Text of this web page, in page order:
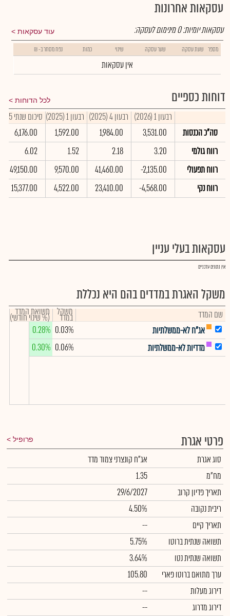
עסקאות אחרונות
עוד עסקאות עסקאות יומיות:0מינימום לעסקה:
מספר שעת עסקה שער עסקה שינוי כמות נפח מסחר ב- ₪
אין עסקאות
דוחות כספיים לכל הדוחות
רבעון 1 (2026) רבעון 4 (2025) רבעון 1 (2025)
סיכום שנתי 2025
סה"כ הכנסות
3,531.00
1,984.00
1,592.00
6,176.00
רווח גולמי
3.20
2.18
1.52
6.02
רווח תפעולי
-2,135.00
41,460.00
9,570.00
49,150.00
רווח נקי
-4,568.00
23,410.00
4,522.00
15,377.00
עסקאות בעלי עניין
אין נתונים עדכניים
משקל האגרת במדדים בהם היא נכללת
שם המדד משקל
במדד תשואת המדד
(% שינוי חודשי)
אג"ח לא-ממשלתיות
0.03%
0.28%
מדדיות לא-ממשלתיות
0.06%
0.30%
פרטי אגרת פרופיל
סוג אגרת
אג"ח קונצרני צמוד מדד
מח"מ
1.35
תאריך פדיון קרוב
29/6/2027
ריבית נקובה
4.50%
תאריך קיים
--
תשואה שנתית ברוטו
5.75%
תשואה שנתית נטו
3.64%
ערך מתואם ברוטו פארי
105.80
דירוג מעלות
--
דירוג מדרוג
--